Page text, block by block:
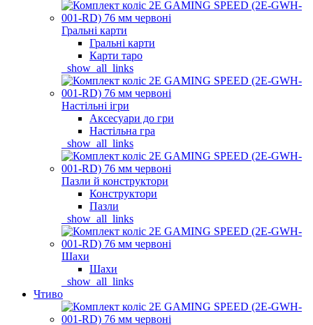
Гральні карти
Гральні карти
Карти таро
_show_all_links
Настільні ігри
Аксесуари до гри
Настільна гра
_show_all_links
Пазли й конструктори
Конструктори
Пазли
_show_all_links
Шахи
Шахи
_show_all_links
Чтиво